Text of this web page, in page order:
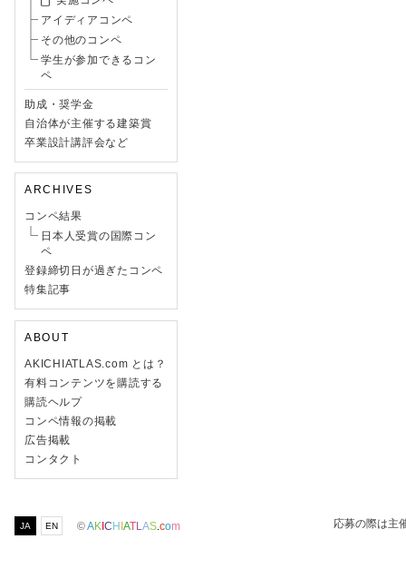
アイディアコンペ
その他のコンペ
学生が参加できるコン
ペ
助成・奨学金
自治体が主催する建築賞
卒業設計講評会など
ARCHIVES
コンペ結果
日本人受賞の国際コン
ペ
登録締切日が過ぎたコンペ
特集記事
ABOUT
AKICHIATLAS.com とは？
有料コンテンツを購読する
購読ヘルプ
コンペ情報の掲載
広告掲載
コンタクト
JA EN ©AK C H ATLAS.com 応募の際は主